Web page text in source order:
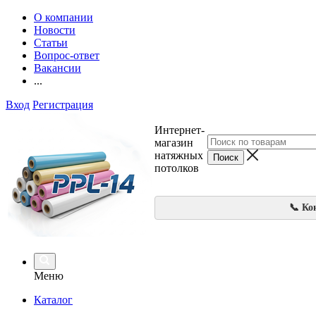
О компании
Новости
Статьи
Вопрос-ответ
Вакансии
...
Вход Регистрация
Интернет-
магазин
натяжных
потолков
📞
Меню
Каталог